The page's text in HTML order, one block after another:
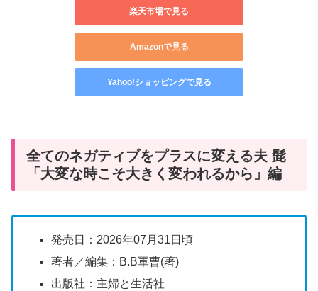
楽天市場で見る
Amazonで見る
Yahoo!ショッピングで見る
全てのネガティブをプラスに変える夫 髭
「大変な時こそ大きく変われるから」編
発売日：2026年07月31日頃
著者／編集：B.B軍曹(著)
出版社：主婦と生活社